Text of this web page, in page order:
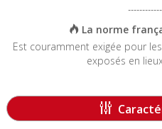
La norme
Est couramment exigée pour
exposés en